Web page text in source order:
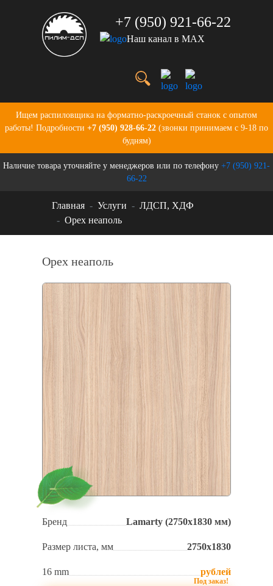
+7 (950) 921-66-22
Наш канал в MAX
Услуги
Портфолио
Производство
Бланки для заказов
Ищем распиловщика на форматно-раскроечный станок с опытом
работы! Подробности +7 (950) 928-66-22 (звонки принимаем с 9-18 по
будням)
Наличие товара уточняйте у менеджеров или по телефону +7 (950) 921-
66-22
Главная Услуги
ЛДСП, ХДФ
Орех неаполь
Орех неаполь
Бренд Lamarty (2750x1830 мм)
Размер листа, мм 2750х1830
16 mm рублей